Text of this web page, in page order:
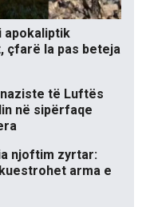
apokaliptik
çfarë la pas beteja
të Luftës
në sipërfaqe
njoftim zyrtar:
arma e